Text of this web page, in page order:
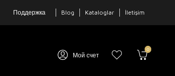
Поддержка Blog Kataloglar İletişim
Мой счет
0